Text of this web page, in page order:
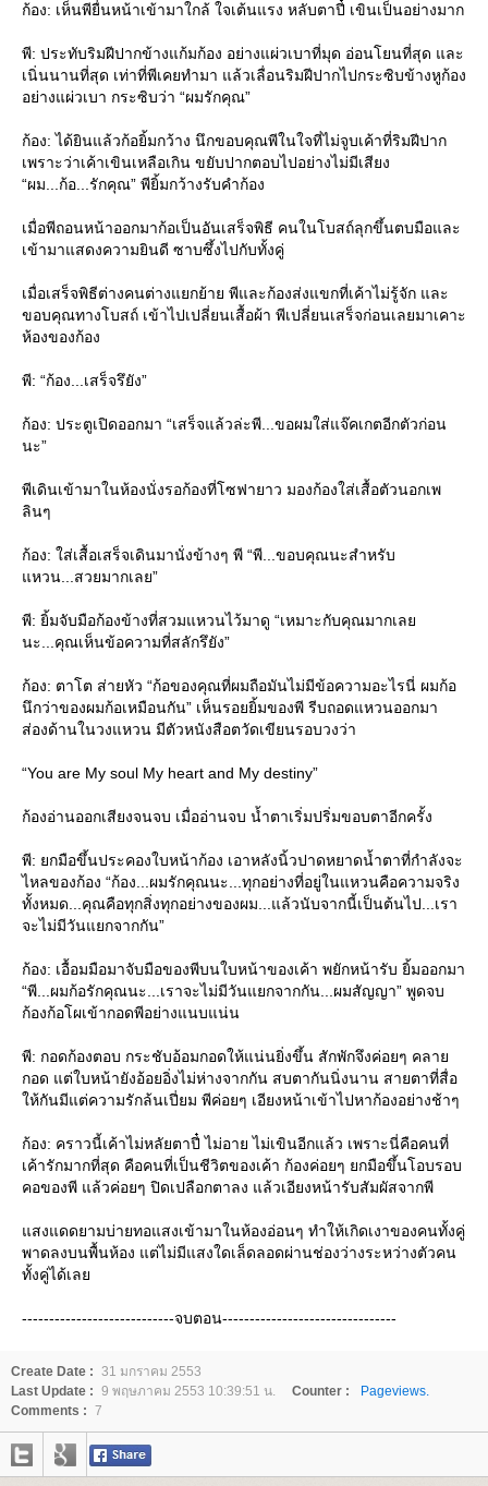
ก้อง: เห็นพียื่นหน้าเข้ามาใกล้ ใจเต้นแรง หลับตาปี๋ เขินเป็นอย่างมาก
พี: ประทับริมฝีปากข้างแก้มก้อง อย่างแผ่วเบาที่มุด อ่อนโยนที่สุด และ
เนิ่นนานที่สุด เท่าที่พีเคยทำมา แล้วเลื่อนริมฝีปากไปกระซิบข้างหูก้อง
อย่างแผ่วเบา กระซิบว่า “ผมรักคุณ”
ก้อง: ได้ยินแล้วก้อยิ้มกว้าง นึกขอบคุณพีในใจที่ไม่จูบเค้าที่ริมฝีปาก
เพราะว่าเค้าเขินเหลือเกิน ขยับปากตอบไปอย่างไม่มีเสียง
“ผม...ก้อ...รักคุณ” พียิ้มกว้างรับคำก้อง
เมื่อพีถอนหน้าออกมาก้อเป็นอันเสร็จพิธี คนในโบสถ์ลุกขึ้นตบมือและ
เข้ามาแสดงความยินดี ซาบซึ้งไปกับทั้งคู่
เมื่อเสร็จพิธีต่างคนต่างแยกย้าย พีและก้องส่งแขกที่เค้าไม่รู้จัก และ
ขอบคุณทางโบสถ์ เข้าไปเปลี่ยนเสื้อผ้า พีเปลี่ยนเสร็จก่อนเลยมาเคาะ
ห้องของก้อง
พี: “ก้อง...เสร็จรึยัง”
ก้อง: ประตูเปิดออกมา “เสร็จแล้วล่ะพี...ขอผมใส่แจ๊คเกตอีกตัวก่อน
นะ”
พีเดินเข้ามาในห้องนั่งรอก้องที่โซฟายาว มองก้องใส่เสื้อตัวนอกเพ
ลินๆ
ก้อง: ใส่เสื้อเสร็จเดินมานั่งข้างๆ พี “พี...ขอบคุณนะสำหรับ
หวน...สวยมากเลย”
พี: ยิ้มจับมือก้องข้างที่สวมแหวนไว้มาดู “เหมาะกับคุณมากเล
นะ...คุณเห็นข้อความที่สลักรึยัง”
ก้อง: ตาโต ส่ายหัว “ก้อของคุณที่ผมถือมันไม่มีข้อความอะไรนี่ ผมก้อ
นึกว่าของผมก้อเหมือนกัน” เห็นรอยยิ้มของพี รีบถอดแหวนออกมา
ส่องด้านในวงแหวน มีตัวหนังสือตวัดเขียนรอบวงว่า
“You are My soul My heart and My destiny”
ก้องอ่านออกเสียงจนจบ เมื่ออ่านจบ น้ำตาเริ่มปริ่มขอบตาอีกครั้ง
พี: ยกมือขึ้นประคองใบหน้าก้อง เอาหลังนิ้วปาดหยาดน้ำตาที่กำลังจะ
ไหลของก้อง “ก้อง...ผมรักคุณนะ...ทุกอย่างที่อยู่ในแหวนคือความจริง
ทั้งหมด...คุณคือทุกสิ่งทุกอย่างของผม...แล้วนับจากนี้เป็นต้นไป...เรา
จะไม่มีวันแยกจากกัน”
ก้อง: เอื้อมมือมาจับมือของพีบนใบหน้าของเค้า พยักหน้ารับ ยิ้มออกมา
“พี...ผมก้อรักคุณนะ...เราจะไม่มีวันแยกจากกัน...ผมสัญญา” พูดจบ
ก้องก้อโผเข้ากอดพีอย่างแนบแน่น
พี: กอดก้องตอบ กระชับอ้อมกอดให้แน่นยิ่งขึ้น สักพักจึงค่อยๆ คลา
กอด แต่ใบหน้ายังอ้อยอิ่งไม่ห่างจากกัน สบตากันนิ่งนาน สายตาที่สื่อ
ห้กันมีแต่ความรักล้นเปี่ยม พีค่อยๆ เอียงหน้าเข้าไปหาก้องอย่างช้าๆ
ก้อง: คราวนี้เค้าไม่หลัยตาปี๋ ไม่อาย ไม่เขินอีกแล้ว เพราะนี่คือคนที่
เค้ารักมากที่สุด คือคนที่เป็นชีวิตของเค้า ก้องค่อยๆ ยกมือขึ้นโอบรอบ
คอของพี แล้วค่อยๆ ปิดเปลือกตาลง แล้วเอียงหน้ารับสัมผัสจากพี
สงแดดยามบ่ายทอแสงเข้ามาในห้องอ่อนๆ ทำให้เกิดเงาของคนทั้งคู่
พาดลงบนพื้นห้อง แต่ไม่มีแสงใดเล็ดลอดผ่านช่องว่างระหว่างตัวคน
ทั้งคู่ได้เล
----------------------------จบตอน--------------------------------
Create Date : 31 มกราคม 2553
Last Update : 9 พฤษภาคม 2553 10:39:51 น. Counter :
Pageviews.
Comments : 7